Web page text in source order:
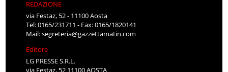
REDAZIONE
via Festaz, 52 - 11100 Aosta
Tel: 0165/231711 - Fax: 0165/1820141
Mail:segreteria@gazzettamatin.com
Editore
LG PRESSE S.R.L.
via Festaz, 52 11100 AOSTA